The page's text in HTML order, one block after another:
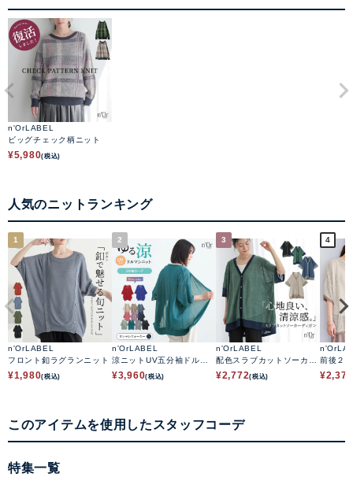
n'OrLABEL
ビッグチェック柄ニット
¥5,980(税込)
人気のニットランキング
1
n'OrLABEL
フロント釦ラグランニット
¥1,980(税込)
2
n'OrLABEL
涼ニットUV五分袖ドルマ
ンカーディガン
¥3,960(税込)
3
n'OrLABEL
配色スラブカットソーカー
ディガン
¥2,772(税込)
4
前後２
色ニット
¥2,376
このアイテムを使用したスタッフコーデ
特集一覧